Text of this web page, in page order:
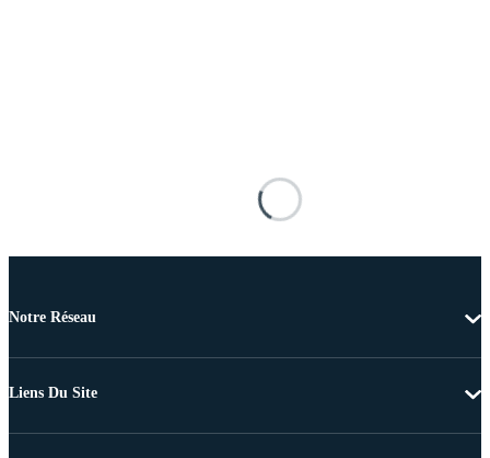
Notre Réseau
Liens Du Site